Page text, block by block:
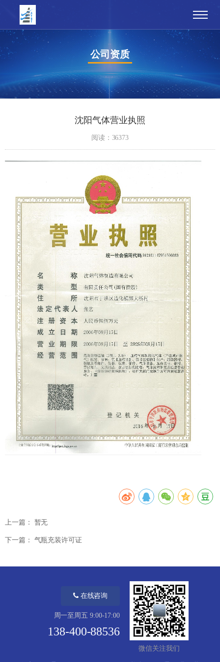
公司资质
沈阳气体营业执照
阅读：36373
上一篇： 暂无
下一篇： 气瓶充装许可证
微信关注我们
在线咨询
周一至周五 9:00-17:00
138-400-88536